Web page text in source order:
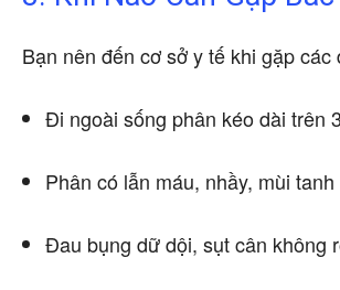
Bạn nên đến cơ sở y tế khi gặp các
Đi ngoài sống phân kéo dài trên
Phân có lẫn máu, nhầy, mùi
Đau bụng dữ dội, sụt cân không